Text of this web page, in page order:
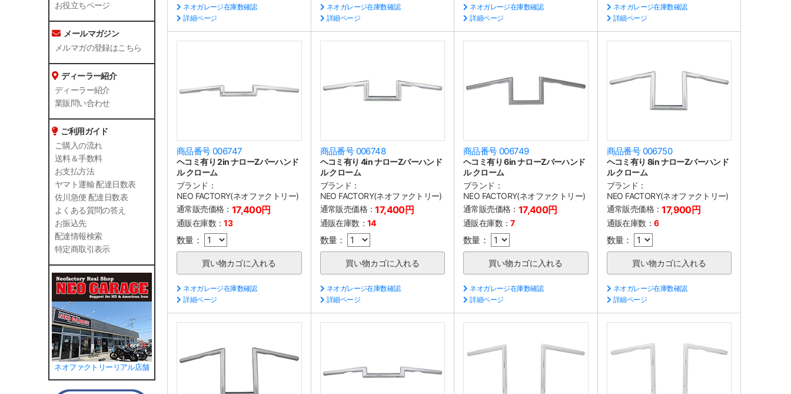
お役立ちページ
メールマガジン
メルマガの登録はこちら
ディーラー紹介
ディーラー紹介
業販問い合わせ
ご利用ガイド
ご購入の流れ
送料＆手数料
お支払方法
ヤマト運輸 配達日数表
佐川急便 配達日数表
よくある質問の答え
お振込先
配達情報検索
特定商取引表示
ネオファクトリーリアル店舗
ネオガレージ在庫数確認
詳細ページ
ネオガレージ在庫数確認
詳細ページ
ネオガレージ在庫数確認
詳細ページ
ネオガレージ在庫数確認
詳細ページ
商品番号 006747
ヘコミ有り 2in ナローZバーハンド
ル クローム
ブランド：
NEO FACTORY(ネオファクトリー)
通常販売価格： 17,400円
通販在庫数：13
数量：
ネオガレージ在庫数確認
詳細ページ
商品番号 006748
ヘコミ有り 4in ナローZバーハンド
ル クローム
ブランド：
NEO FACTORY(ネオファクトリー)
通常販売価格：17,400円
通販在庫数： 14
数量：
ネオガレージ在庫数確認
詳細ページ
商品番号 006749
ヘコミ有り 6in ナローZバーハンド
ル クローム
ブランド：
NEO FACTORY(ネオファクトリー)
通常販売価格： 17,400円
通販在庫数：7
数量：
ネオガレージ在庫数確認
詳細ページ
商品番号 006750
ヘコミ有り 8in ナローZバーハンド
ル クローム
ブランド：
NEO FACTORY(ネオファクトリー)
通常販売価格：17,900円
通販在庫数： 6
数量：
ネオガレージ在庫数確認
詳細ページ